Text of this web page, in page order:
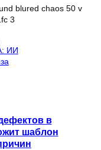
в
шаблон